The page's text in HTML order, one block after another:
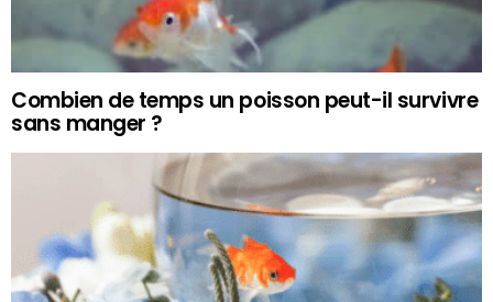
Combien de temps un poisson peut-il survivre
sans manger ?